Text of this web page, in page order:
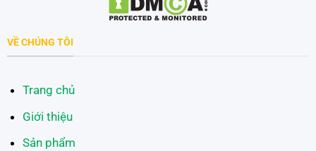
VỀ CHÚNG TÔI
Trang chủ
Giới thiệu
Sản phẩm